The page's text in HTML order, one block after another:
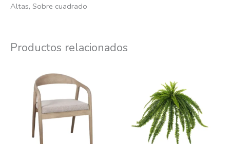
Altas, Sobre cuadrado
Productos relacionados